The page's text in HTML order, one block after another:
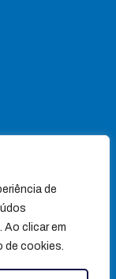
de
clicar em
de cookies.